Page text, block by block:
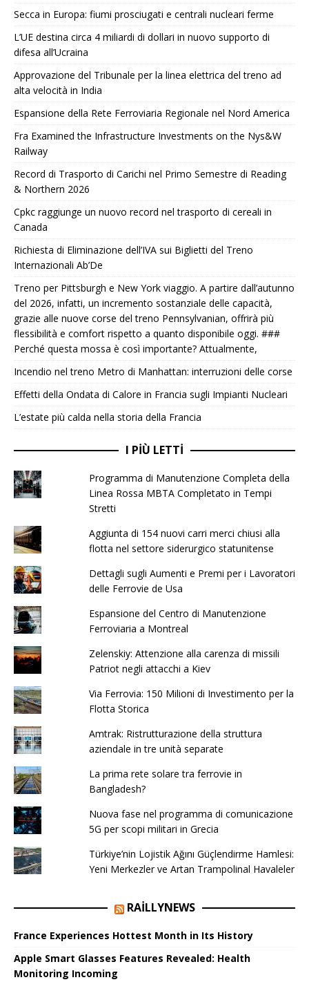
Secca in Europa: fiumi prosciugati e centrali nucleari ferme
L’UE destina circa 4 miliardi di dollari in nuovo supporto di
difesa all’Ucraina
Approvazione del Tribunale per la linea elettrica del treno ad
alta velocità in India
Espansione della Rete Ferroviaria Regionale nel Nord America
Fra Examined the Infrastructure Investments on the Nys&W
Railway
Record di Trasporto di Carichi nel Primo Semestre di Reading
& Northern 2026
Cpkc raggiunge un nuovo record nel trasporto di cereali in
Canada
Richiesta di Eliminazione dell’IVA sui Biglietti del Treno
Internazionali Ab’De
Treno per Pittsburgh e New York viaggio. A partire dall’autunno
del 2026, infatti, un incremento sostanziale delle capacità,
grazie alle nuove corse del treno Pennsylvanian, offrirà più
flessibilità e comfort rispetto a quanto disponibile oggi. ###
Perché questa mossa è così importante? Attualmente,
Incendio nel treno Metro di Manhattan: interruzioni delle corse
Effetti della Ondata di Calore in Francia sugli Impianti Nucleari
L’estate più calda nella storia della Francia
I PIÙ LETTI
Programma di Manutenzione Completa della
Linea Rossa MBTA Completato in Tempi
Stretti
Aggiunta di 154 nuovi carri merci chiusi alla
flotta nel settore siderurgico statunitense
Dettagli sugli Aumenti e Premi per i Lavoratori
delle Ferrovie de Usa
Espansione del Centro di Manutenzione
Ferroviaria a Montreal
Zelenskiy: Attenzione alla carenza di missili
Patriot negli attacchi a Kiev
Via Ferrovia: 150 Milioni di Investimento per la
Flotta Storica
Amtrak: Ristrutturazione della struttura
aziendale in tre unità separate
La prima rete solare tra ferrovie in
Bangladesh?
Nuova fase nel programma di comunicazione
5G per scopi militari in Grecia
Türkiye’nin Lojistik Ağını Güçlendirme Hamlesi:
Yeni Merkezler ve Artan Trampolinal Havaleler
RAILLYNEWS
France Experiences Hottest Month in Its History
Apple Smart Glasses Features Revealed: Health
Monitoring Incoming